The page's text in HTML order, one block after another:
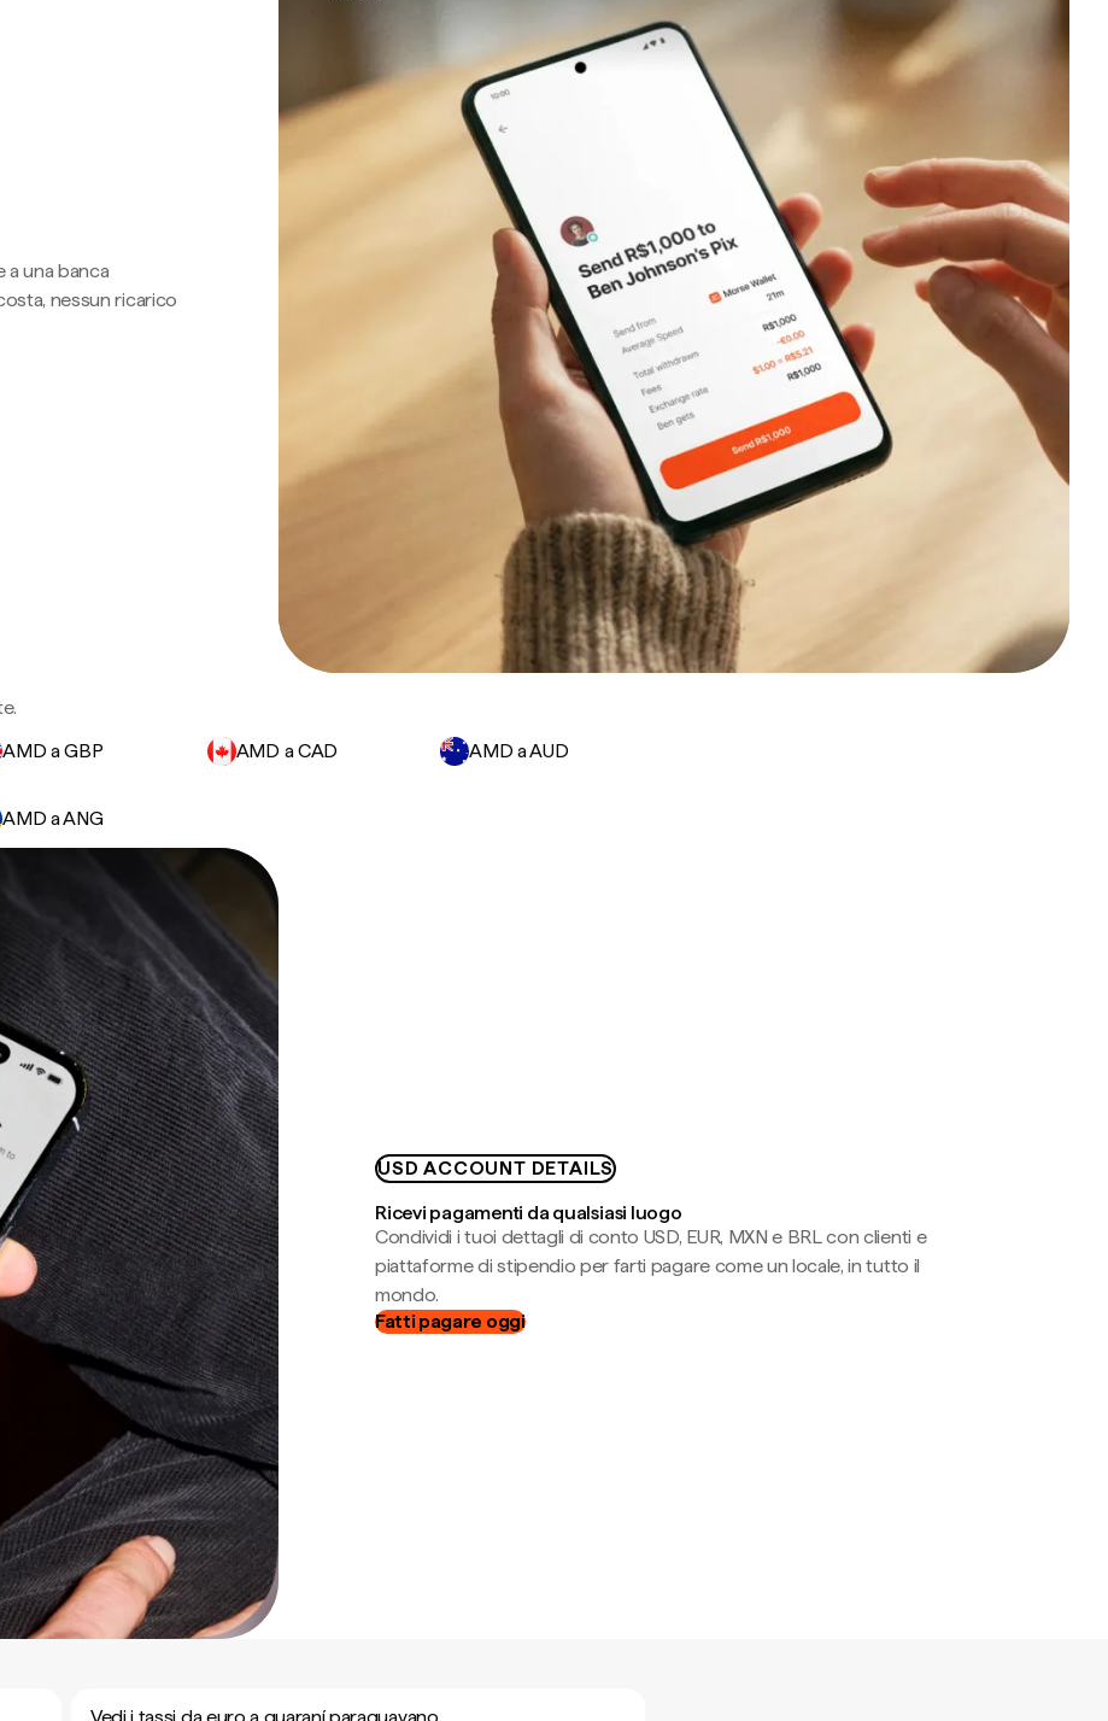
a una banca
nessun ricarico
AMD a GBP AMD a CAD AMD a AUD
AMD a ANG
USD ACCOUNT DETAILS
Ricevi pagamenti da qualsiasi luogo
Condividi i tuoi dettagli di conto USD, EUR, MXN e BRL con clienti e
piattaforme di stipendio per farti pagare come un locale, in tutto il
mondo.
Fatti pagare oggi